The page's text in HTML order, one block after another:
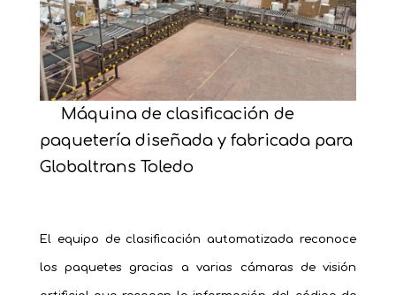
Máquina de clasificación de
paquetería diseñada y fabricada para
Globaltrans Toledo
El equipo de clasificación automatizada reconoce
los paquetes gracias a varias cámaras de visión